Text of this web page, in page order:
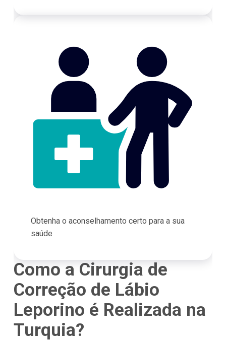
Obtenha o aconselhamento certo para a sua
saúde
Como a Cirurgia de
Correção de Lábio
Leporino é Realizada na
Turquia?